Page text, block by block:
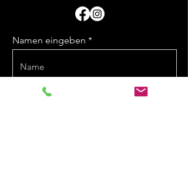
Namen eingeben
E-Mail eingeben